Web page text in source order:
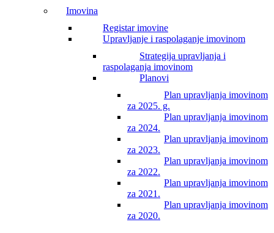
Imovina
Registar imovine
Upravljanje i raspolaganje imovinom
Strategija upravljanja i
raspolaganja imovinom
Planovi
Plan upravljanja imovinom
za 2025. g.
Plan upravljanja imovinom
za 2024.
Plan upravljanja imovinom
za 2023.
Plan upravljanja imovinom
za 2022.
Plan upravljanja imovinom
za 2021.
Plan upravljanja imovinom
za 2020.